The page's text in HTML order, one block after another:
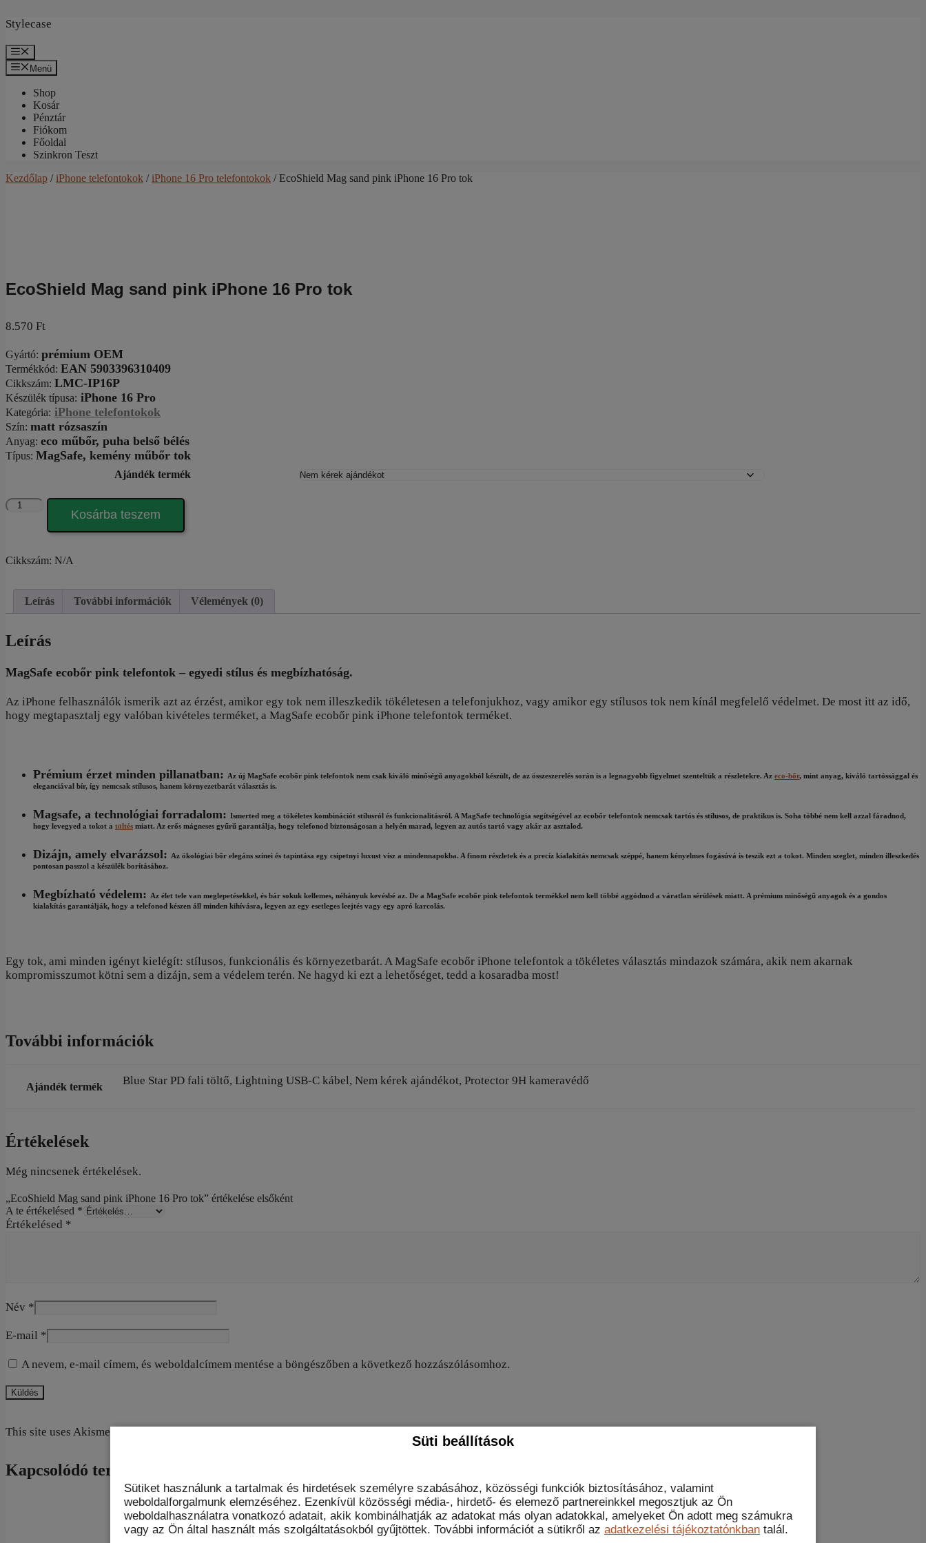
Süti beállítások
Sütiket használunk a tartalmak és hirdetések személyre szabásához, közösségi funkciók biztosításához, valamint
weboldalforgalmunk elemzéséhez. Ezenkívül közösségi média-, hirdető- és elemező partnereinkkel megosztjuk az Ön
weboldalhasználatra vonatkozó adatait, akik kombinálhatják az adatokat más olyan adatokkal, amelyeket Ön adott meg számukra
vagy az Ön által használt más szolgáltatásokból gyűjtöttek. További információt a sütikről az adatkezelési tájékoztatónkban talál.
a
Stylecase
Menü
Shop
Kosár
Pénztár
Fiókom
Főoldal
Szinkron Teszt
Kezdőlap / iPhone telefontokok / iPhone 16 Pro telefontokok / EcoShield Mag sand pink iPhone 16 Pro tok
EcoShield Mag sand pink iPhone 16 Pro tok
8.570 Ft
Gyártó: prémium OEM
Termékkód: EAN 5903396310409
Cikkszám: LMC-IP16P
Készülék típusa: iPhone 16 Pro
Kategória: iPhone telefontokok
Szín: matt rózsaszín
Anyag: eco műbőr, puha belső bélés
Típus: MagSafe, kemény műbőr tok
Ajándék termék
EcoShield
16
tok
mennyiség
Kosárba teszem
Cikkszám: N/A
Leírás További információk Vélemények (0)
Leírás
MagSafe ecobőr pink telefontok – egyedi stílus és megbízhatóság.
Az iPhone felhasználók ismerik azt az érzést, amikor egy tok nem illeszkedik tökéletesen a telefonjukhoz, vagy amikor egy stílusos tok nem kínál megfelelő védelmet. De most itt az idő,
hogy megtapasztalj egy valóban kivételes terméket, a MagSafe ecobőr pink iPhone telefontok terméket.
Prémium érzet minden pillanatban: Az új MagSafe ecobőr pink telefontok nem csak kiváló minőségű anyagokból készült, de az összeszerelés során is a legnagyobb figyelmet szenteltük a részletekre. Az eco-bőr, mint anyag, kiváló tartóssággal és
eleganciával bír, így nemcsak stílusos, hanem környezetbarát választás is.
Magsafe, a technológiai forradalom: Ismerted meg a tökéletes kombinációt stílusról és funkcionalitásról. A MagSafe technológia segítségével az ecobőr telefontok nemcsak tartós és stílusos, de praktikus is. Soha többé nem kell azzal fáradnod,
hogy levegyed a tokot a töltés miatt. Az erős mágneses gyűrű garantálja, hogy telefonod biztonságosan a helyén marad, legyen az autós tartó vagy akár az asztalod.
Dizájn, amely elvarázsol: Az ökológiai bőr elegáns színei és tapintása egy csipetnyi luxust visz a mindennapokba. A finom részletek és a precíz kialakítás nemcsak széppé, hanem kényelmes fogásúvá is teszik ezt a tokot. Minden szeglet, minden illeszkedés
pontosan passzol a készülék borításához.
Megbízható védelem: Az élet tele van meglepetésekkel, és bár sokuk kellemes, néhányuk kevésbé az. De a MagSafe ecobőr pink telefontok termékkel nem kell többé aggódnod a váratlan sérülések miatt. A prémium minőségű anyagok és a gondos
kialakítás garantálják, hogy a telefonod készen áll minden kihívásra, legyen az egy esetleges leejtés vagy egy apró karcolás.
Egy tok, ami minden igényt kielégít: stílusos, funkcionális és környezetbarát. A MagSafe ecobőr iPhone telefontok a tökéletes választás mindazok számára, akik nem akarnak
kompromisszumot kötni sem a dizájn, sem a védelem terén. Ne hagyd ki ezt a lehetőséget, tedd a kosaradba most!
További információk
Ajándék termék Blue Star PD fali töltő, Lightning USB-C kábel, Nem kérek ajándékot, Protector 9H kameravédő
Értékelések
Még nincsenek értékelések.
„EcoShield Mag sand pink iPhone 16 Pro tok” értékelése elsőként
A te értékelésed *
Értékelésed *
Név *
E-mail *
A nevem, e-mail címem, és weboldalcímem mentése a böngészőben a következő hozzászólásomhoz.
This site uses Akismet to reduce spam.
Kapcsolódó termékek